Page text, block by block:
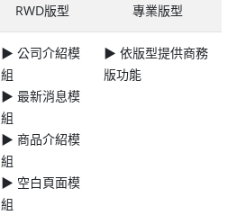
RWD版型
專業版型
▶ 公司介紹模
組
▶ 最新消息模
組
▶ 商品介紹模
組
▶ 空白頁面模
組
▶ 依版型提供商務
版功能